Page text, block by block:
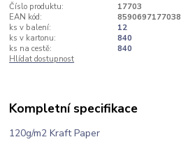
Číslo produktu:
17703
EAN kód:
8590697177038
ks v balení:
12
ks v kartonu:
840
ks na cestě:
840
Hlídat dostupnost
Kompletní specifikace
120g/m2 Kraft Paper